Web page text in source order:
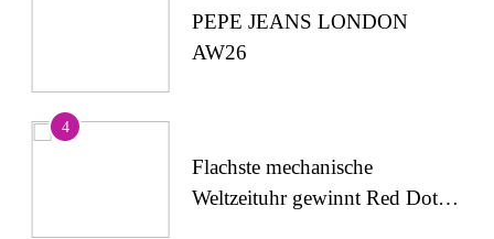
PEPE JEANS LONDON
AW26
4
Flachste mechanische
Weltzeituhr gewinnt Red Dot: